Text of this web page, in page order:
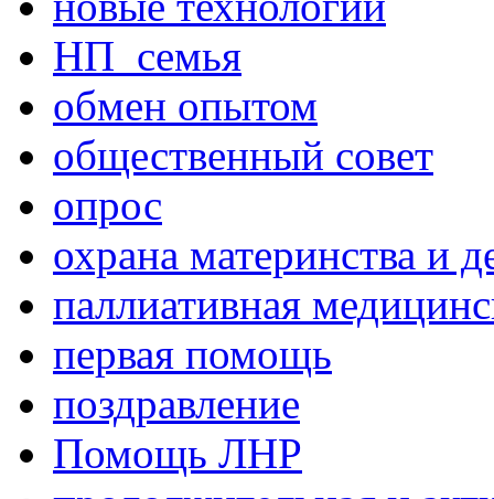
НП_семья
обмен опытом
общественный совет
опрос
охрана материнства и
паллиативная
первая помощь
поздравление
Помощь ЛНР